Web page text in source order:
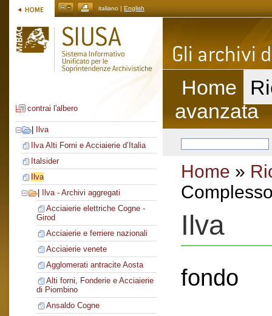
italiano | English
contrai l'albero
Ilva
Ilva Alti Forni e Acciaierie d’Italia
Italsider
Ilva
Ilva - Archivi aggregati
Acciaierie elettriche Cogne -
Girod
Acciaierie e ferriere nazionali
Acciaierie venete
Agglomerati antracite Aosta
Alti forni, Fonderie e Acciaierie
di Piombino
Ansaldo Cogne
Home
avanzata
Home »
Ilva
fondo